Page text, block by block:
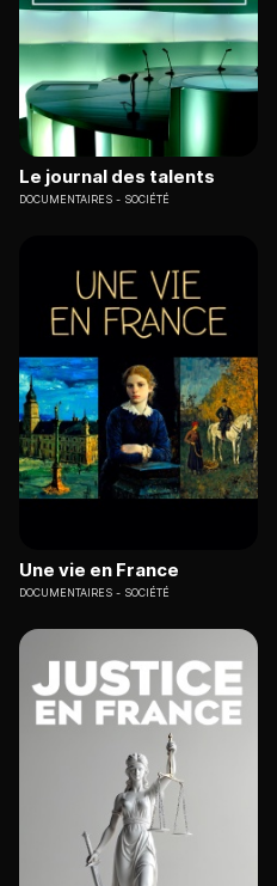
Le journal des talents
DOCUMENTAIRES SOCIÉTÉ
Une vie en France
DOCUMENTAIRES SOCIÉTÉ